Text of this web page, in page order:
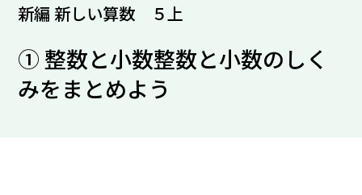
新編 新しい算数 ５上
① 整数と小数整数と小数のしく
みをまとめよう